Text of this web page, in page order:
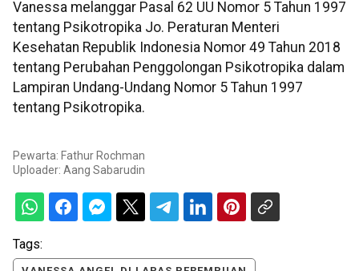
Vanessa melanggar Pasal 62 UU Nomor 5 Tahun 1997
tentang Psikotropika Jo. Peraturan Menteri
Kesehatan Republik Indonesia Nomor 49 Tahun 2018
tentang Perubahan Penggolongan Psikotropika dalam
Lampiran Undang-Undang Nomor 5 Tahun 1997
tentang Psikotropika.
Pewarta: Fathur Rochman
Uploader: Aang Sabarudin
Tags: